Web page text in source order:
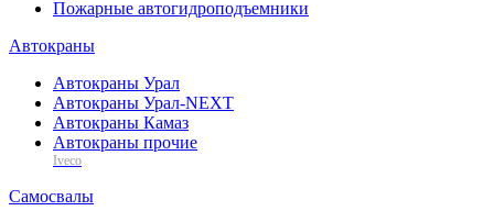
Пожарные автогидроподъемники
Автокраны
Автокраны Урал
Автокраны Урал-NEXT
Автокраны Камаз
Автокраны прочие
Iveco
Самосвалы